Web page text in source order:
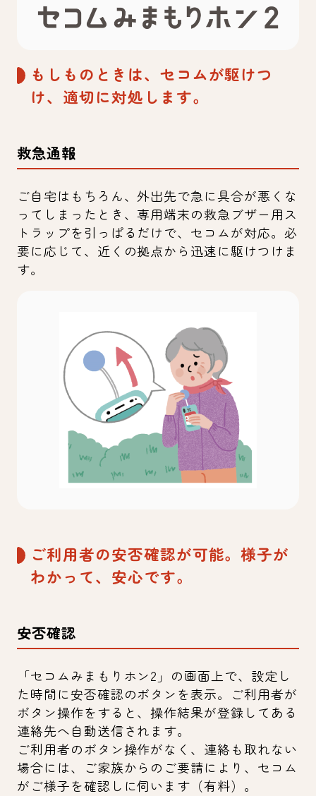
もしものときは、セコムが駆けつ
け、適切に対処します。
救急通報
ご自宅はもちろん、外出先で急に具合が悪くな
ってしまったとき、専用端末の救急ブザー用ス
トラップを引っぱるだけで、セコムが対応。必
要に応じて、近くの拠点から迅速に駆けつけま
す。
ご利用者の安否確認が可能。様子が
わかって、安心です。
安否確認
「セコムみまもりホン2」の画面上で、設定し
た時間に安否確認のボタンを表示。ご利用者が
ボタン操作をすると、操作結果が登録してある
連絡先へ自動送信されます。
ご利用者のボタン操作がなく、連絡も取れない
場合には、ご家族からのご要請により、セコム
がご様子を確認しに伺います（有料）。